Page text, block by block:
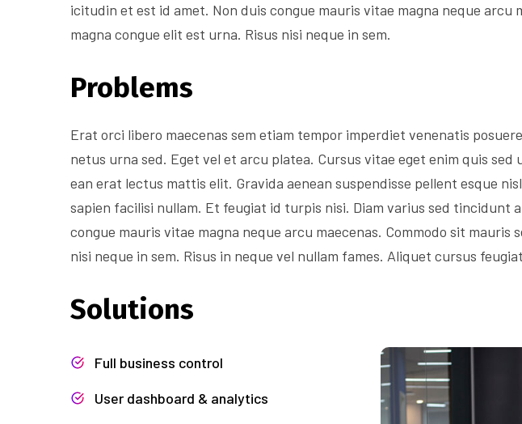
icitudin et est id amet. Non duis congue mauris vitae magna neque
magna congue elit est urna. Risus nisi neque in sem.
Problems
Erat orci libero maecenas sem etiam tempor imperdiet venenatis
netus urna sed. Eget vel et arcu platea. Cursus vitae eget enim quis
ean erat lectus mattis elit. Gravida aenean suspendisse pellent esque
sapien facilisi nullam. Et feugiat id turpis nisi. Diam varius sed
congue mauris vitae magna neque arcu maecenas. Commodo sit
nisi neque in sem. Risus in neque vel nullam fames. Aliquet cursus
Solutions
Full business control
User dashboard & analytics